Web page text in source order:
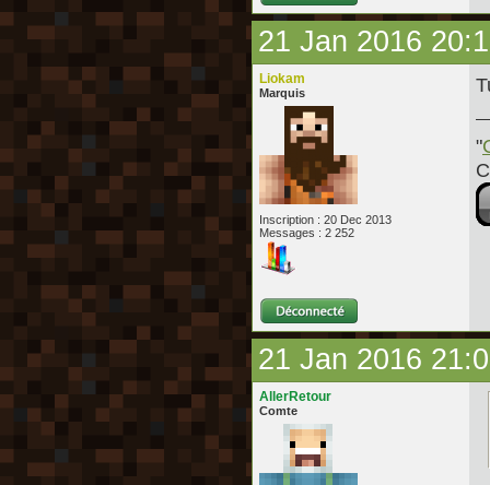
21 Jan 2016
Liokam
Marquis
Inscription : 20 Dec 2013
Messages : 2 252
"
21 Jan 2016
AllerRetour
Comte